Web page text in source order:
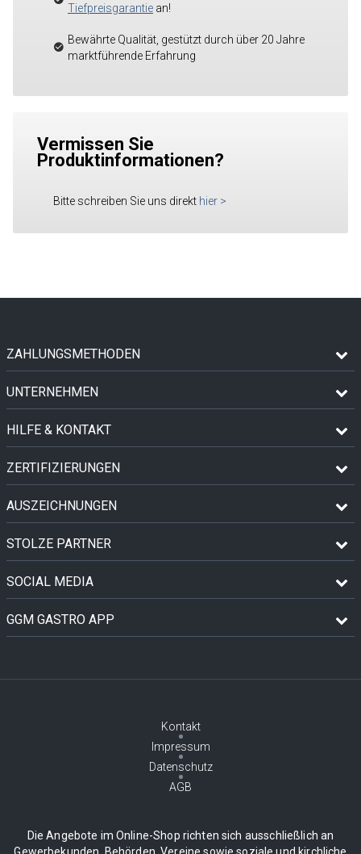
Tiefpreisgarantie an!
Bewährte Qualität, gestützt durch über 20 Jahre
marktführende Erfahrung
Vermissen Sie
Produktinformationen?
Bitte schreiben Sie uns direkt hier >
ZAHLUNGSMETHODEN
UNTERNEHMEN
HILFE & KONTAKT
ZERTIFIZIERUNGEN
AUSZEICHNUNGEN
STOLZE PARTNER
SOCIAL MEDIA
GGM GASTRO APP
Kontakt
Impressum
Datenschutz
AGB
Die Angebote im Online-Shop richten sich ausschließlich an